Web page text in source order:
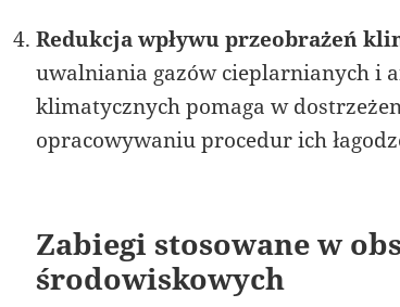
Redukcja wpływu przeobrażeń
uwalniania gazów cieplarnianych i
klimatycznych pomaga w
opracowywaniu procedur ich
Zabiegi stosowane w
środowiskowych